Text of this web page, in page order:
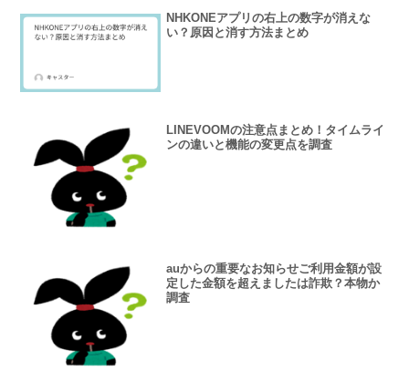
NHKONEアプリの右上の数字が消えな
い？原因と消す方法まとめ
LINEVOOMの注意点まとめ！タイムライ
ンの違いと機能の変更点を調査
auからの重要なお知らせご利用金額が設
定した金額を超えましたは詐欺？本物か
調査